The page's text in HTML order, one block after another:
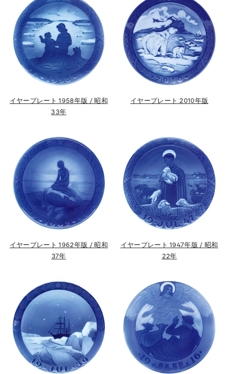
イヤープレート 1958年版 / 昭和
33年
イヤープレート 2010年版
イヤープレート 1962年版 / 昭和
37年
イヤープレート 1947年版 / 昭和
22年